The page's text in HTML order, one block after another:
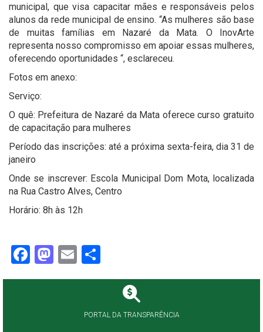
municipal, que visa capacitar mães e responsáveis pelos
alunos da rede municipal de ensino. “As mulheres são base
de muitas famílias em Nazaré da Mata. O InovArte
representa nosso compromisso em apoiar essas mulheres,
oferecendo oportunidades “, esclareceu.
Fotos em anexo:
Serviço:
O quê: Prefeitura de Nazaré da Mata oferece curso gratuito
de capacitação para mulheres
Período das inscrições: até a próxima sexta-feira, dia 31 de
janeiro
Onde se inscrever: Escola Municipal Dom Mota, localizada
na Rua Castro Alves, Centro
Horário: 8h às 12h
Facebook
Mastodon
Email
PORTAL DA TRANSPARÊNCIA